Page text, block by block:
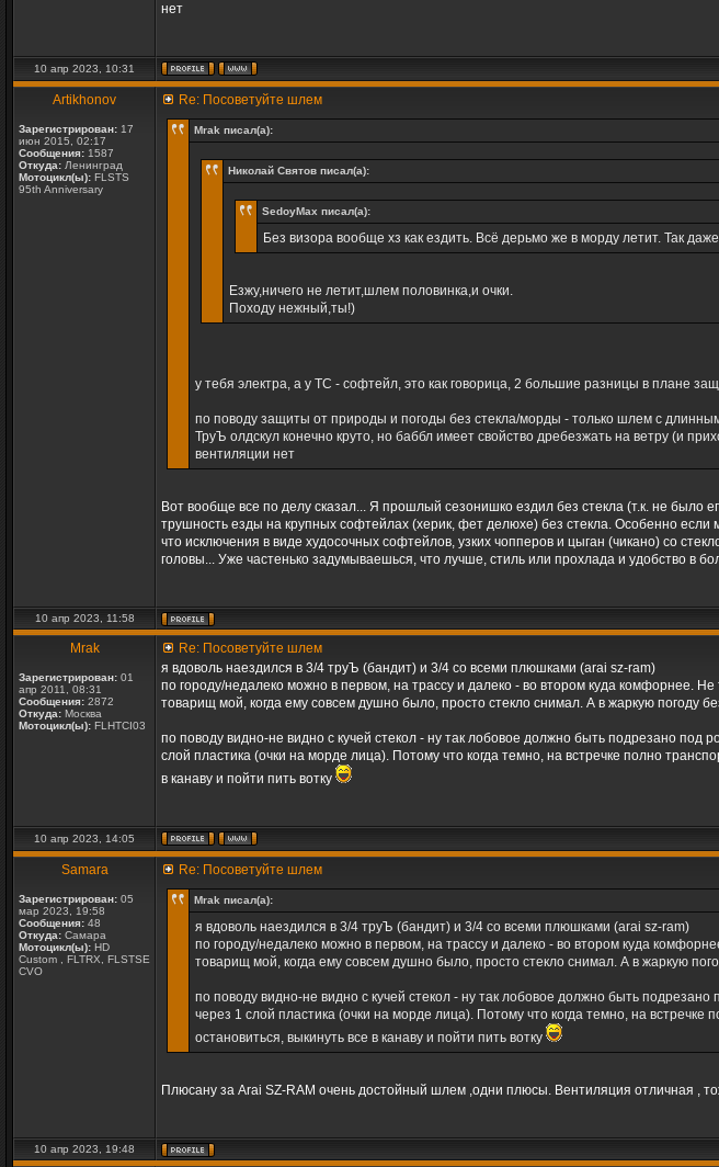
нет
10 апр 2023, 10:31
Artikhonov
Зарегистрирован: 17
июн 2015, 02:17
Сообщения: 1587
Откуда: Ленинград
Мотоцикл(ы): FLSTS
95th Anniversary
Re: Посоветуйте шлем
Mrak писал(а):
Николай Святов писал(а):
SedoyMax писал(а):
Без визора вообще хз как ездить. Всё дерьмо же в морду летит. Так
Езжу,ничего не летит,шлем половинка,и очки.
Походу нежный,ты!)
у тебя электра, а у ТС - софтейл, это как говорица, 2 большие разницы в плане
по поводу защиты от природы и погоды без стекла/морды - только шлем с
ТруЪ олдскул конечно круто, но баббл имеет свойство дребезжать на ветру (и
вентиляции нет
Вот вообще все по делу сказал... Я прошлый сезонишко ездил без стекла (т.к. не
трушность езды на крупных софтейлах (херик, фет делюхе) без стекла. Особенно
что исключения в виде худосочных софтейлов, узких чопперов и цыган (чикано) со
головы... Уже частенько задумываешься, что лучше, стиль или прохлада и удобство в
10 апр 2023, 11:58
Mrak
Зарегистрирован: 01
апр 2011, 08:31
Сообщения: 2872
Откуда: Москва
Мотоцикл(ы): FLHTCI03
Re: Посоветуйте шлем
я вдоволь наездился в 3/4 труЪ (бандит) и 3/4 со всеми плюшками (arai sz-ram)
по городу/недалеко можно в первом, на трассу и далеко - во втором куда комфорнее.
товарищ мой, когда ему совсем душно было, просто стекло снимал. А в жаркую погоду
по поводу видно-не видно с кучей стекол - ну так лобовое должно быть подрезано
слой пластика (очки на морде лица). Потому что когда темно, на встречке полно
в канаву и пойти пить вотку
10 апр 2023, 14:05
Samara
Зарегистрирован: 05
мар 2023, 19:58
Сообщения: 48
Откуда: Самара
Мотоцикл(ы): HD
Custom , FLTRX, FLSTSE
CVO
Re: Посоветуйте шлем
Mrak писал(а):
я вдоволь наездился в 3/4 труЪ (бандит) и 3/4 со всеми плюшками (arai sz-ram)
по городу/недалеко можно в первом, на трассу и далеко - во втором куда
товарищ мой, когда ему совсем душно было, просто стекло снимал. А в жаркую
по поводу видно-не видно с кучей стекол - ну так лобовое должно быть
через 1 слой пластика (очки на морде лица). Потому что когда темно, на
остановиться, выкинуть все в канаву и пойти пить вотку
Плюсану за Arai SZ-RAM очень достойный шлем ,одни плюсы. Вентиляция отличная ,
10 апр 2023, 19:48